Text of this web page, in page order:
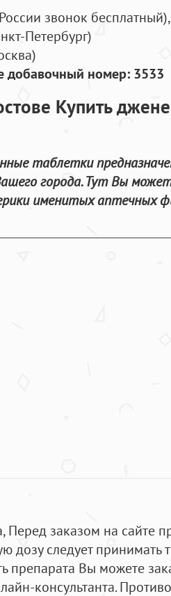
звонок бесплатный),
Петербург)
добавочный номер: 3533
Купить
таблетки
города. Тут Вы
именитых аптечных
Перед заказом на сайте
дозу следует принимать
препарата Вы можете
консультанта.